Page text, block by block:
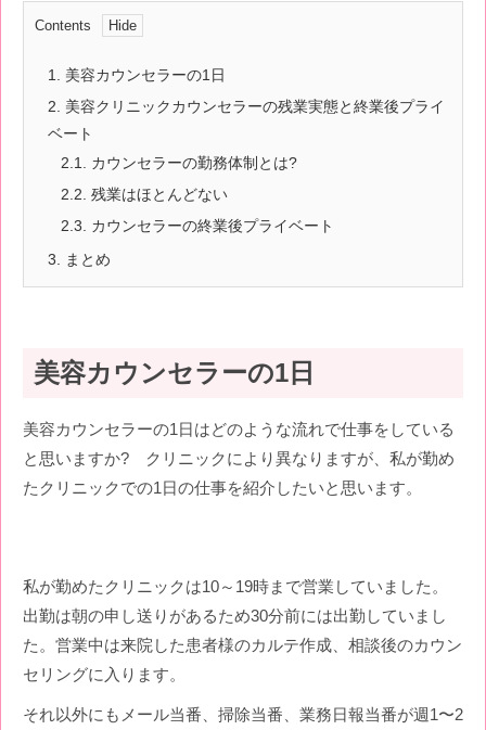
Contents
1.
美容カウンセラーの1日
2.
美容クリニックカウンセラーの残業実態と終業後プライ
ベート
2.1.
カウンセラーの勤務体制とは?
2.2. 残業はほとんどない
2.3.
カウンセラーの終業後プライベート
3.
まとめ
美容カウンセラーの1日
美容カウンセラーの1日はどのような流れで仕事をしている
と思いますか? クリニックにより異なりますが、私が勤め
たクリニックでの1日の仕事を紹介したいと思います。
私が勤めたクリニックは10～19時まで営業していました。
出勤は朝の申し送りがあるため30分前には出勤していまし
た。営業中は来院した患者様のカルテ作成、相談後のカウン
セリングに入ります。
それ以外にもメール当番、掃除当番、業務日報当番が週1〜2